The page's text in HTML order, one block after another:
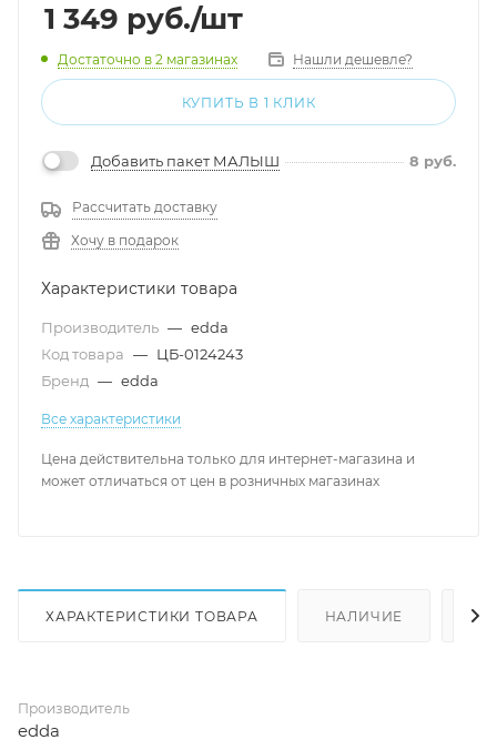
1 349 руб./шт
Достаточно в 2 магазинах Нашли дешевле?
КУПИТЬ В 1 КЛИК
Добавить пакет МАЛЫШ 8 руб.
Рассчитать доставку
Хочу в подарок
Характеристики товара
Производитель — edda
Код товара — ЦБ-0124243
Бренд — edda
Все характеристики
Цена действительна только для интернет-магазина и
может отличаться от цен в розничных магазинах
ХАРАКТЕРИСТИКИ ТОВАРА НАЛИЧИЕ
Производитель
edda